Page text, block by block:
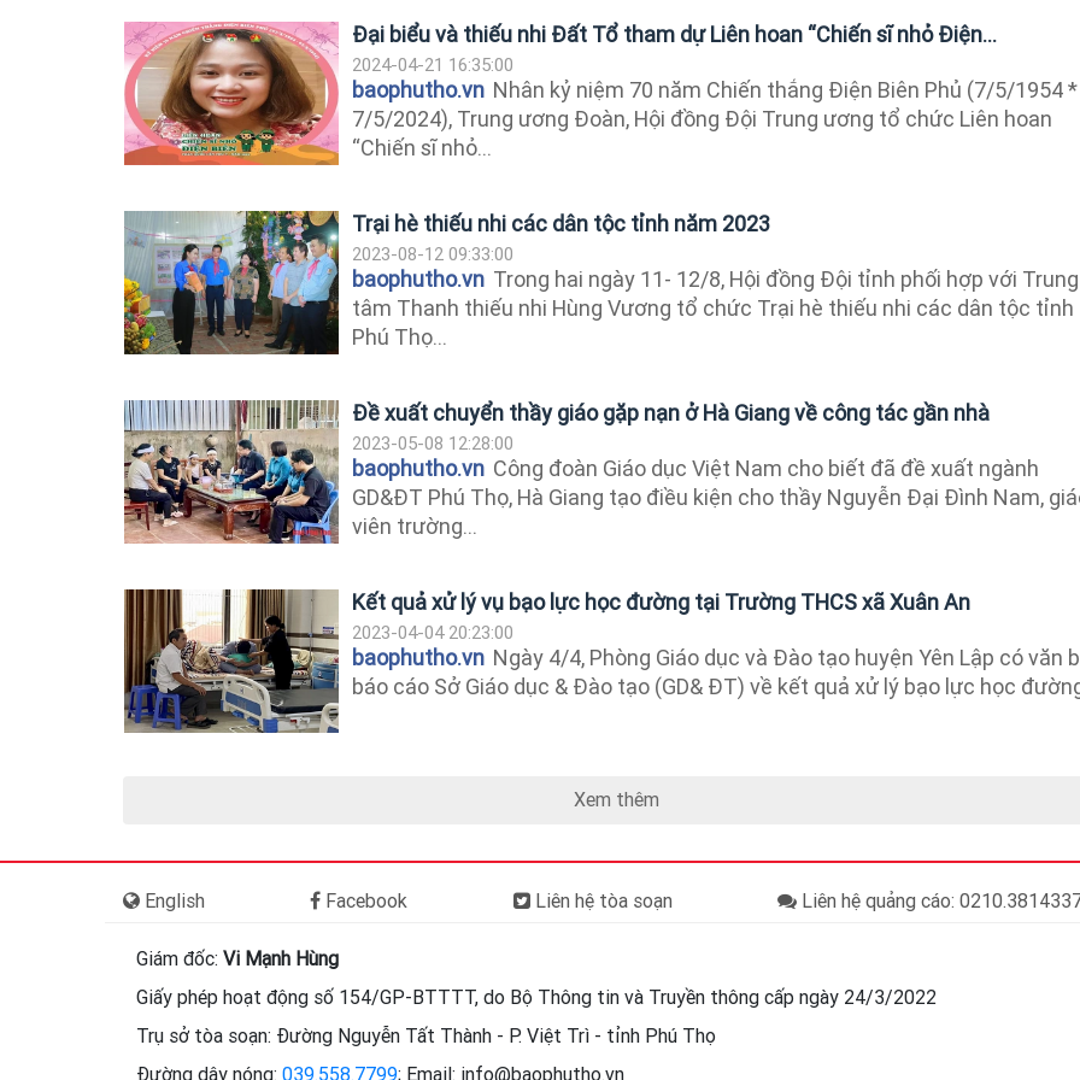
Đại biểu và thiếu nhi Đất Tổ tham dự Liên hoan “Chiến sĩ nhỏ Điện...
2024-04-21 16:35:00
baophutho.vn Nhân kỷ niệm 70 năm Chiến thắng Điện Biên Phủ (7/5/1954 *
7/5/2024), Trung ương Đoàn, Hội đồng Đội Trung ương tổ chức Liên hoan
“Chiến sĩ nhỏ...
Trại hè thiếu nhi các dân tộc tỉnh năm 2023
2023-08-12 09:33:00
baophutho.vn Trong hai ngày 11- 12/8, Hội đồng Đội tỉnh phối hợp với Trung
tâm Thanh thiếu nhi Hùng Vương tổ chức Trại hè thiếu nhi các dân tộc tỉnh
Phú Thọ...
Đề xuất chuyển thầy giáo gặp nạn ở Hà Giang về công tác gần nhà
2023-05-08 12:28:00
baophutho.vn Công đoàn Giáo dục Việt Nam cho biết đã đề xuất ngành
GD&ĐT Phú Thọ, Hà Giang tạo điều kiện cho thầy Nguyễn Đại Đình Nam,
viên trường...
Kết quả xử lý vụ bạo lực học đường tại Trường THCS xã Xuân An
2023-04-04 20:23:00
baophutho.vn Ngày 4/4, Phòng Giáo dục và Đào tạo huyện Yên Lập có văn
báo cáo Sở Giáo dục & Đào tạo (GD& ĐT) về kết quả xử lý bạo lực học
Xem thêm
English Facebook Liên hệ tòa soạn Liên hệ quảng cáo:
Giám đốc: Vi Mạnh Hùng
Giấy phép hoạt động số 154/GP-BTTTT, do Bộ Thông tin và Truyền thông cấp ngày 24/3/2022
Trụ sở tòa soạn: Đường Nguyễn Tất Thành - P. Việt Trì - tỉnh Phú Thọ
Đường dây nóng: 039.558.7799; Email: info@baophutho.vn